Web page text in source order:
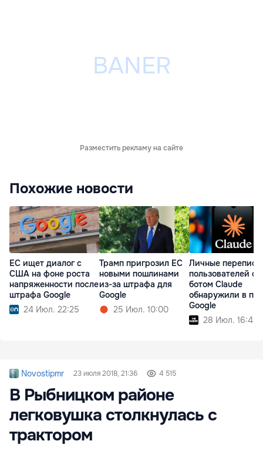
Разместить рекламу на сайте
Похожие новости
ЕС ищет диалог с
США на фоне роста
напряженности после
штрафа Google
24 Июл. 22:25
Трамп пригрозил ЕС
новыми пошлинами
из-за штрафа для
Google
25 Июл. 10:00
Личные
пользователей с
ботом Claude
обнаружили в
Google
28 Июл. 16:44
Novostipmr 23 июля 2018, 21:36 4 515
В Рыбницком районе
легковушка столкнулась с
трактором